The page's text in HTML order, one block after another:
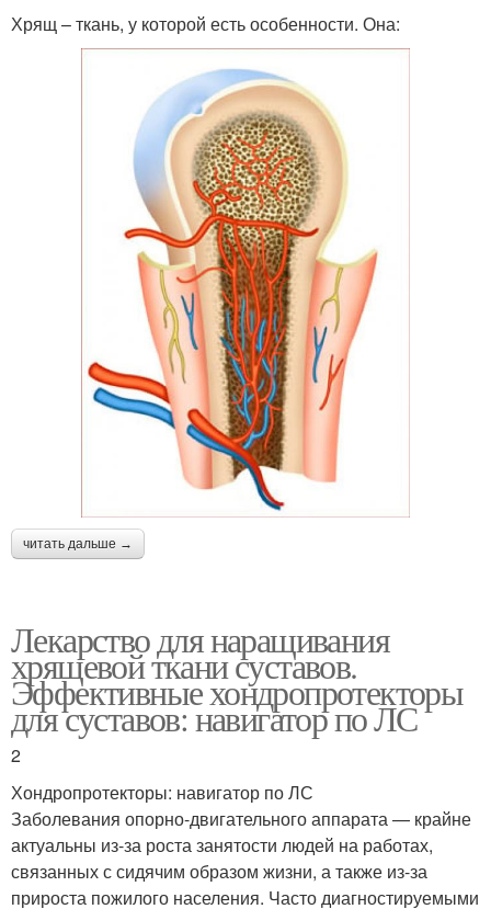
Хрящ – ткань, у которой есть особенности. Она:
читать дальше →
Лекарство для наращивания
хрящевой ткани суставов.
Эффективные хондропротекторы
для суставов: навигатор по ЛС
2
Хондропротекторы: навигатор по ЛС
Заболевания опорно-двигательного аппарата — крайне
актуальны из-за роста занятости людей на работах,
связанных с сидячим образом жизни, а также из-за
прироста пожилого населения. Часто диагностируемыми